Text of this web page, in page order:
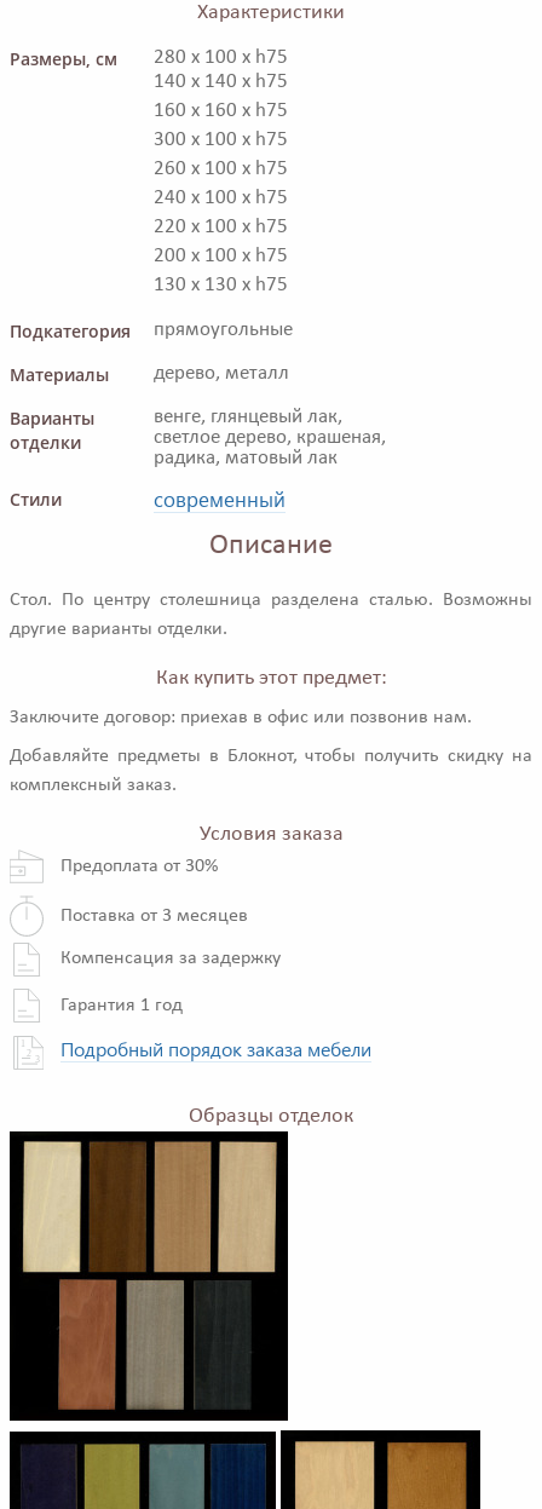
Характеристики
Размеры, см
280 x 100 x h75
140 x 140 x h75
160 x 160 x h75
300 x 100 x h75
260 x 100 x h75
240 x 100 x h75
220 x 100 x h75
200 x 100 x h75
130 x 130 x h75
Подкатегория прямоугольные
Материалы дерево, металл
Варианты
отделки
венге, глянцевый лак,
светлое дерево, крашеная,
радика, матовый лак
Стили современный
Описание
Стол. По центру столешница разделена сталью. Возможны
другие варианты отделки.
Как купить этот предмет:
Заключите договор: приехав в офис или позвонив нам.
Добавляйте предметы в Блокнот, чтобы получить скидку на
комплексный заказ.
Условия заказа
Предоплата от 30%
Поставка от 3 месяцев
Компенсация за задержку
Гарантия 1 год
Подробный порядок заказа мебели
Образцы отделок